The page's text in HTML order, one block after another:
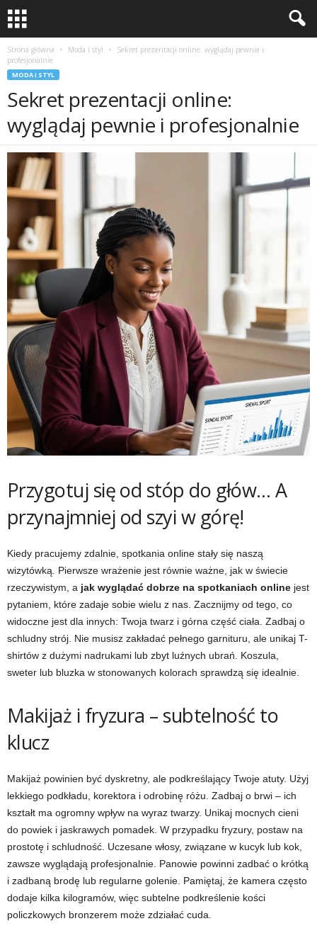
Strona główna Moda i styl
Sekret prezentacji online: wyglądaj pewnie i
profesjonalnie
MODA I STYL
Sekret prezentacji online:
wyglądaj pewnie i profesjonalnie
Przygotuj się od stóp do głów… A
przynajmniej od szyi w górę!
Kiedy pracujemy zdalnie, spotkania online stały się naszą
wizytówką. Pierwsze wrażenie jest równie ważne, jak w świecie
rzeczywistym, a jak wyglądać dobrze na spotkaniach online jest
pytaniem, które zadaje sobie wielu z nas. Zacznijmy od tego, co
widoczne jest dla innych: Twoja twarz i górna część ciała. Zadbaj o
schludny strój. Nie musisz zakładać pełnego garnituru, ale unikaj T-
shirtów z dużymi nadrukami lub zbyt luźnych ubrań. Koszula,
sweter lub bluzka w stonowanych kolorach sprawdzą się idealnie.
Makijaż i fryzura – subtelność to
klucz
Makijaż powinien być dyskretny, ale podkreślający Twoje atuty. Użyj
lekkiego podkładu, korektora i odrobinę różu. Zadbaj o brwi – ich
kształt ma ogromny wpływ na wyraz twarzy. Unikaj mocnych cieni
do powiek i jaskrawych pomadek. W przypadku fryzury, postaw na
prostotę i schludność. Uczesane włosy, związane w kucyk lub kok,
zawsze wyglądają profesjonalnie. Panowie powinni zadbać o krótką
i zadbaną brodę lub regularne golenie. Pamiętaj, że kamera często
dodaje kilka kilogramów, więc subtelne podkreślenie kości
policzkowych bronzerem może zdziałać cuda.